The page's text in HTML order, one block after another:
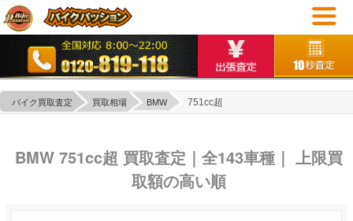
バイク買取査定 買取相場 BMW 751cc超
BMW 751cc超 買取査定｜全143車種｜ 上限買
取額の高い順